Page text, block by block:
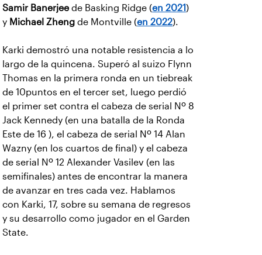
Samir Banerjee de Basking Ridge (en 2021)
y Michael Zheng de Montville (en 2022).
Karki demostró una notable resistencia a lo
largo de la quincena. Superó al suizo Flynn
Thomas en la primera ronda en un tiebreak
de 10puntos en el tercer set, luego perdió
el primer set contra el cabeza de serial Nº 8
Jack Kennedy (en una batalla de la Ronda
Este de 16 ), el cabeza de serial Nº 14 Alan
Wazny (en los cuartos de final) y el cabeza
de serial Nº 12 Alexander Vasilev (en las
semifinales) antes de encontrar la manera
de avanzar en tres cada vez. Hablamos
con Karki, 17, sobre su semana de regresos
y su desarrollo como jugador en el Garden
State.